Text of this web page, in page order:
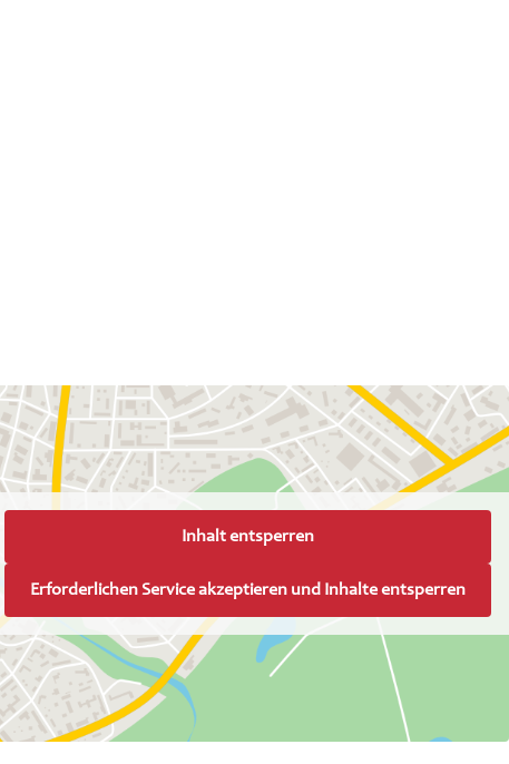
Inhalt entsperren
Erforderlichen Service akzeptieren und Inhalte entsperren